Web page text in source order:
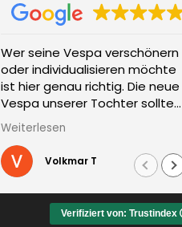
Wer seine Vespa verschönern
oder individualisieren möchte
ist hier genau richtig. Die neue
Vespa unserer Tochter sollte
einen Girly-Look erhalten. Wir
wurden persönlich und
kompetent beraten. Die
Lieferung erfolgte
Änderungen waren auch kein
Problem und wurden sofort
Weiterlesen
Volkmar T
Verifiziert von: Trustindex